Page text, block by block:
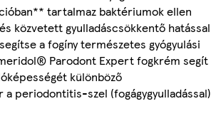
tartalmaz baktériumok ellen
közvetett gyulladáscsökkentő hatással
a fogíny természetes gyógyulási
Parodont Expert fogkrém segít
különböző
a periodontitis-szel (fogágygyulladással)